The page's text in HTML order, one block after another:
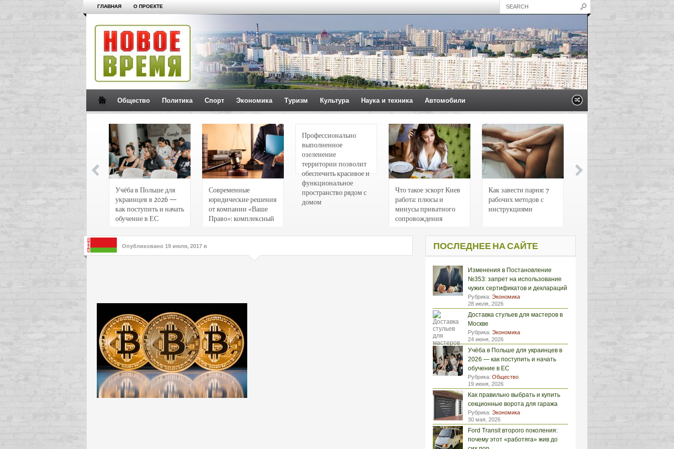
ГЛАВНАЯ О ПРОЕКТЕ
Общество Политика Спорт Экономика Туризм Культура Наука и техника Автомобили
Учёба в Польше для
украинцев в 2026 —
как поступить и начать
обучение в ЕС
Современные
юридические решения
от компании «Ваше
Право»: комплексный
интересов клиентов
Профессионально
выполненное
озеленение
территории позволит
обеспечить красивое и
функциональное
пространство рядом с
домом
Что такое эскорт Киев
работа: плюсы и
минусы приватного
сопровождения
Как завести парня: 7
рабочих методов с
инструкциями
Опубликовано 19 июля, 2017 в ПОСЛЕДНЕЕ НА САЙТЕ
Изменения в Постановление
№353: запрет на использование
чужих сертификатов и деклараций
Рубрика: Экономика
28 июля, 2026
Доставка стульев для мастеров в
Москве
Рубрика: Экономика
24 июня, 2026
Учёба в Польше для украинцев в
2026 — как поступить и начать
обучение в ЕС
Рубрика: Общество
19 июня, 2026
Как правильно выбрать и купить
секционные ворота для гаража
Рубрика: Экономика
30 мая, 2026
Ford Transit второго поколения:
почему этот «работяга» жив до